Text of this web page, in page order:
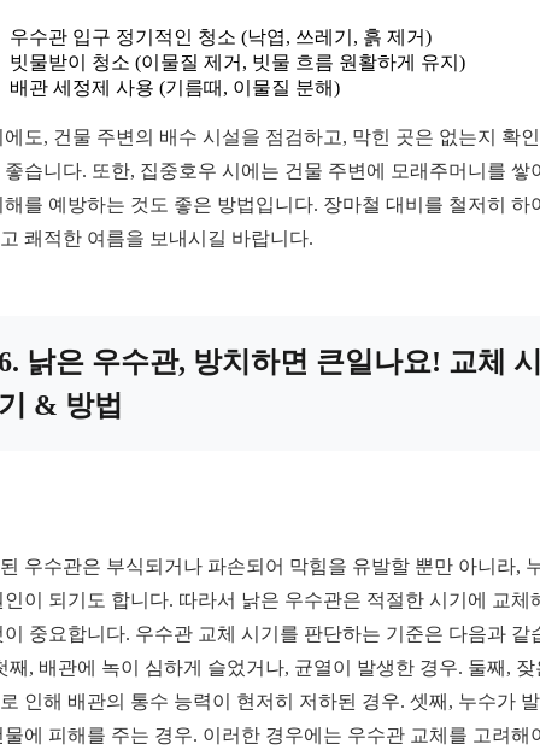
우수관 입구 정기적인 청소 (낙엽, 쓰레기, 흙 제거)
빗물받이 청소 (이물질 제거, 빗물 흐름 원활하게 유지)
배관 세정제 사용 (기름때, 이물질 분해)
에도, 건물 주변의 배수 시설을 점검하고, 막힌 곳은 없는지 확
좋습니다. 또한, 집중호우 시에는 건물 주변에 모래주머니를 쌓
해를 예방하는 것도 좋은 방법입니다. 장마철 대비를 철저히 하
쾌적한 여름을 보내시길 바랍니다.
낡은 우수관, 방치하면 큰일나요! 교체
& 방법
우수관은 부식되거나 파손되어 막힘을 유발할 뿐만 아니라,
인이 되기도 합니다. 따라서 낡은 우수관은 적절한 시기에 교체
이 중요합니다. 우수관 교체 시기를 판단하는 기준은 다음과 같
째, 배관에 녹이 심하게 슬었거나, 균열이 발생한 경우. 둘째, 잦
인해 배관의 통수 능력이 현저히 저하된 경우. 셋째, 누수가
물에 피해를 주는 경우. 이러한 경우에는 우수관 교체를 고려해